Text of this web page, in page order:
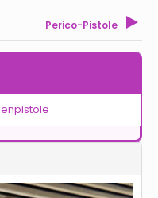
Perico-Pistole